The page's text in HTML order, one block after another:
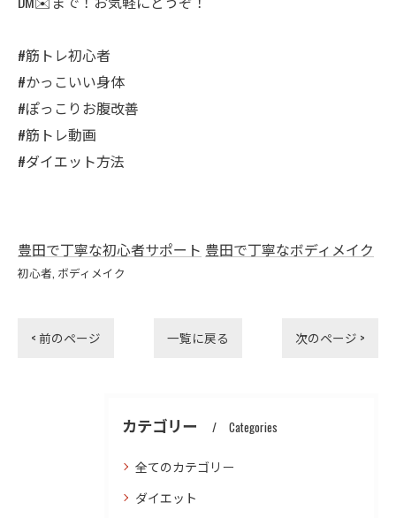
#筋トレ初心者
#かっこいい身体
#ぽっこりお腹改善
#筋トレ動画
#ダイエット方法
豊田で丁寧な初心者サポート 豊田で丁寧なボディメイク
初心者 ボディメイク
< 前のページ 一覧に戻る 次のページ >
カテゴリー Categories
全てのカテゴリー
ダイエット